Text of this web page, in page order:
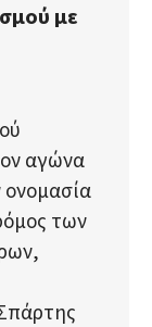
με
αγώνα
των